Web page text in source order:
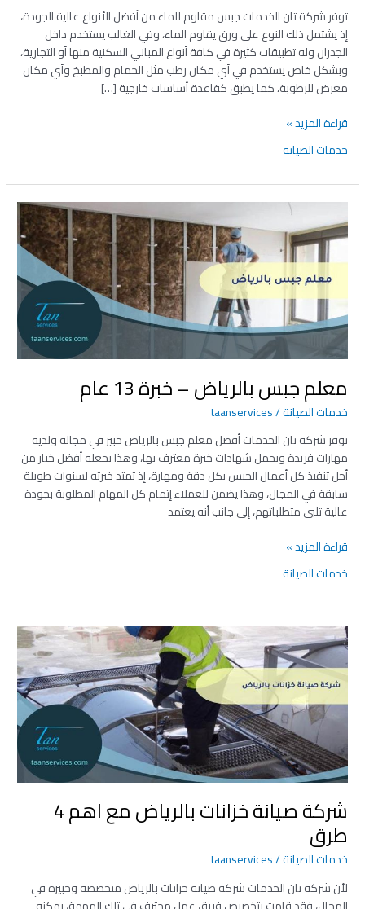
توفر شركة تان الخدمات جبس مقاوم للماء من أفضل الأنواع عالية الجودة،
إذ يشتمل ذلك النوع على ورق يقاوم الماء، وفي الغالب يستخدم داخل
الجدران وله تطبيقات كثيرة في كافة أنواع المباني السكنية منها أو التجارية،
وبشكل خاص يستخدم في أي مكان رطب مثل الحمام والمطبخ وأي مكان
معرض للرطوبة، كما يطبق كقاعدة أساسات خارجية […]
قراءة المزيد »
خدمات الصيانة
معلم جبس بالرياض – خبرة 13 عام
خدمات الصيانة/
taanservices
توفر شركة تان الخدمات أفضل معلم جبس بالرياض خبير في مجاله ولديه
مهارات فريدة ويحمل شهادات خبرة معترف بها، وهذا يجعله أفضل خيار من
أجل تنفيذ كل أعمال الجبس بكل دقة ومهارة، إذ تمتد خبرته لسنوات طويلة
سابقة في المجال، وهذا يضمن للعملاء إتمام كل المهام المطلوبة بجودة
عالية تلبي متطلباتهم، إلى جانب أنه يعتمد
جبس
بالرياض
–
خبرة
13
عام
قراءة المزيد »
خدمات الصيانة
شركة صيانة خزانات بالرياض مع اهم 4
طرق
خدمات الصيانة/
taanservices
لأن شركة تان الخدمات شركة صيانة خزانات بالرياض متخصصة وخبيرة في
شركة
صيانة
خزانات
بالرياض
مع
اهم
4
طرق